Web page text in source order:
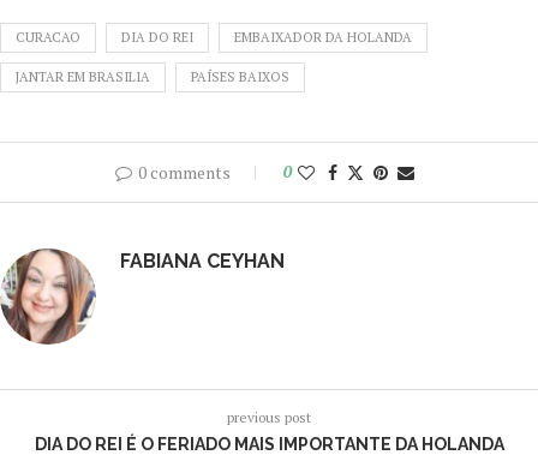
CURACAO DIA DO REI EMBAIXADOR DA HOLANDA
JANTAR EM BRASILIA PAÍSES BAIXOS
0 comments 0
FABIANA CEYHAN
previous post
DIA DO REI É O FERIADO MAIS IMPORTANTE DA HOLANDA